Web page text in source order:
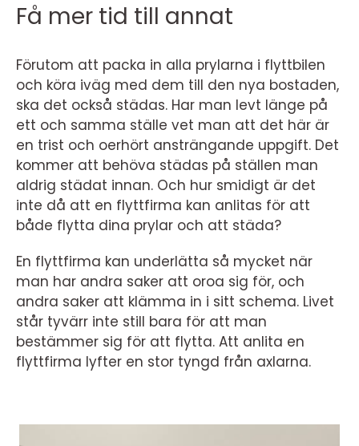
Få mer tid till annat
Förutom att packa in alla prylarna i flyttbilen
och köra iväg med dem till den nya bostaden,
ska det också städas. Har man levt länge på
ett och samma ställe vet man att det här är
en trist och oerhört ansträngande uppgift. Det
kommer att behöva städas på ställen man
aldrig städat innan. Och hur smidigt är det
inte då att en flyttfirma kan anlitas för att
både flytta dina prylar och att städa?
En flyttfirma kan underlätta så mycket när
man har andra saker att oroa sig för, och
andra saker att klämma in i sitt schema. Livet
står tyvärr inte still bara för att man
bestämmer sig för att flytta. Att anlita en
flyttfirma lyfter en stor tyngd från axlarna.